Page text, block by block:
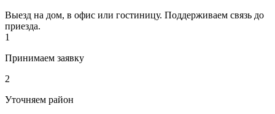
Выезд на дом, в офис или гостиницу. Поддерживаем связь до
приезда.
1
Принимаем заявку
2
Уточняем район